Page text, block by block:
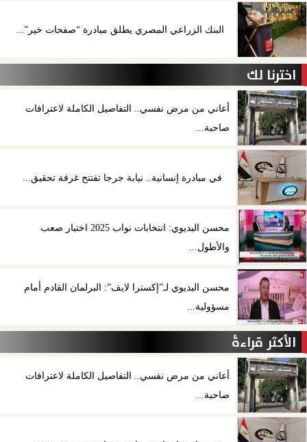
البنك الزراعي المصري يطلق مبادرة “صفحات خير”...
اخترنا لك
أعاني من مرض نفسي.. التفاصيل الكاملة لاعترافات
صاحبة...
في مبادرة إنسانية.. نيابة جرجا تفتتح غرفة تحقيق...
محسن البديوي: انتخابات نواب 2025 اختبار صعب
والأطول...
محسن البديوي لـ”إكسترا لايف”: البرلمان القادم أمام
مسؤولية...
الأكثر قراءةً
أعاني من مرض نفسي.. التفاصيل الكاملة لاعترافات
صاحبة...